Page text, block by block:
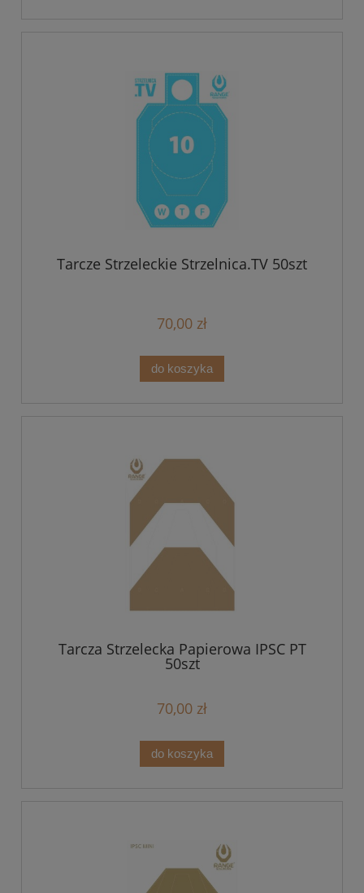
Tarcze Strzeleckie Strzelnica.TV 50szt
70,00 zł
do koszyka
Tarcza Strzelecka Papierowa IPSC PT
50szt
70,00 zł
do koszyka